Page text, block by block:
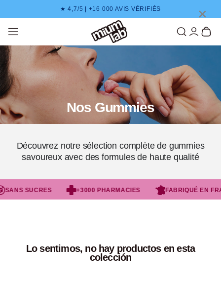
IGNORAR EL CONTENIDO
★ 4,7/5 | +16 000 AVIS VÉRIFIÉS
Mi cuenta
Cesta
Nos Gummies
Découvrez notre sélection complète de gummies
savoureux avec des formules de haute qualité
SUCRES +3000 PHARMACIES FABRIQUÉ EN
Lo sentimos, no hay productos en esta
colección
×